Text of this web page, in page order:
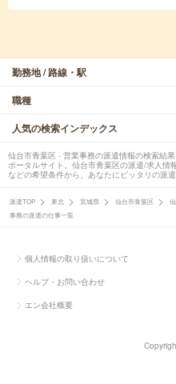
勤務地 / 路線・駅
職種
人気の検索インデックス
仙台市青葉区 - 営業事務の派遣情報の検索結
ポータルサイト。仙台市青葉区の派遣/求人情
などの希望条件から、あなたにピッタリの派
派遣TOP 東北 宮城県 仙台市青葉区
事務の派遣の仕事一覧
個人情報の取り扱いについて
ヘルプ・お問い合わせ
エン会社概要